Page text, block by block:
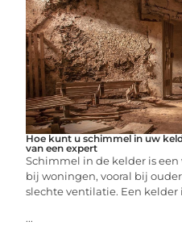
Hoe kunt u schimmel in uw
van een expert
Schimmel in de kelder is
bij woningen, vooral bij
slechte ventilatie. Een kelder
...